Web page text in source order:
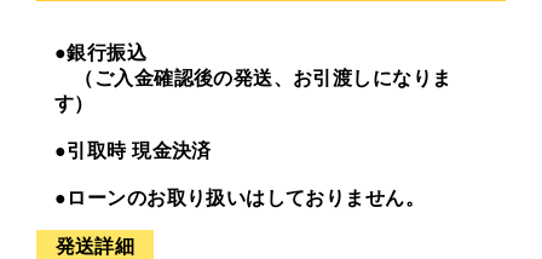
●銀行振込
（ご入金確認後の発送、お引渡しになりま
す）
●引取時 現金決済
●ローンのお取り扱いはしておりません。
発送詳細